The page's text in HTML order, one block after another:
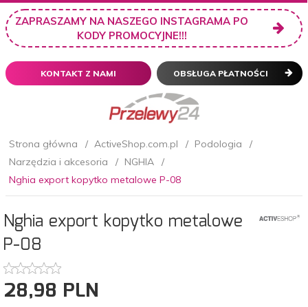
ZAPRASZAMY NA NASZEGO INSTAGRAMA PO
KODY PROMOCYJNE!!!
KONTAKT Z NAMI OBSŁUGA PŁATNOŚCI
Strona główna ActiveShop.com.pl
Podologia
Narzędzia i akcesoria
NGHIA
Nghia export kopytko metalowe P-08
Nghia export kopytko metalowe
P-08
28,98 PLN